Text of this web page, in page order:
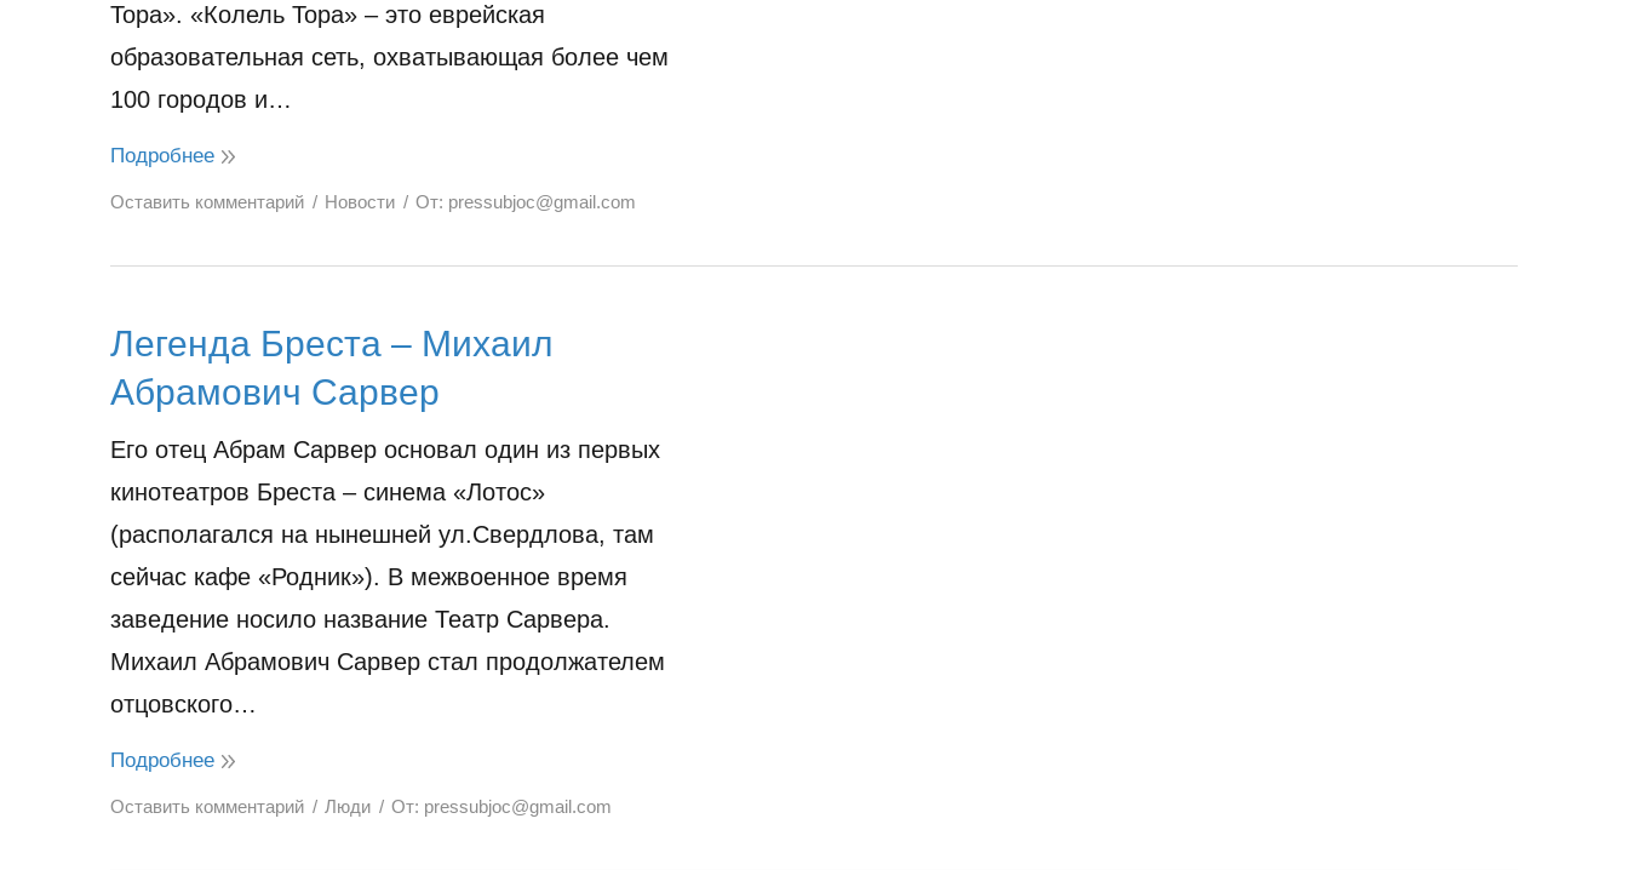
Тора». «Колель Тора» – это еврейская
образовательная сеть, охватывающая более чем
100 городов и…
Подробнее
Оставить комментарий Новости От: pressubjoc@gmail.com
Легенда Бреста – Михаил
Абрамович Сарвер
Его отец Абрам Сарвер основал один из первых
кинотеатров Бреста – синема «Лотос»
(располагался на нынешней ул.Свердлова, там
сейчас кафе «Родник»). В межвоенное время
заведение носило название Театр Сарвера.
Михаил Абрамович Сарвер стал продолжателем
отцовского…
Подробнее
Оставить комментарий Люди От: pressubjoc@gmail.com